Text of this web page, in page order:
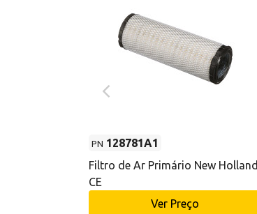
PN 128781A1
Filtro de Ar Primário New Holland
CE
Ver Preço